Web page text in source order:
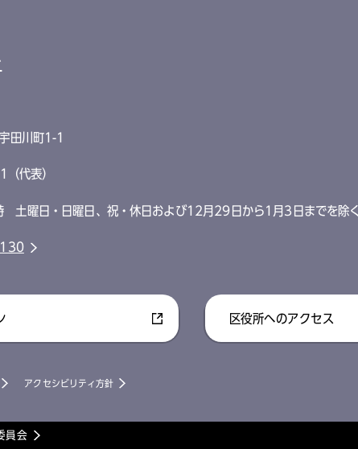
田川町1-1
代表）
曜日・日曜日、祝・休日および12月29日から1月3日までを除く
区役所へのアクセス
アクセシビリティ方針
員会